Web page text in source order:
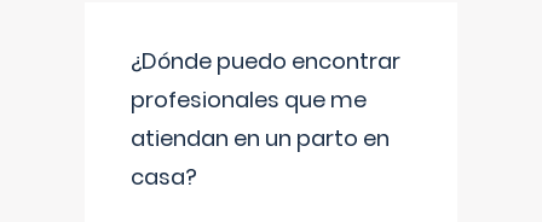
¿Dónde puedo encontrar
profesionales que me
atiendan en un parto en
casa?